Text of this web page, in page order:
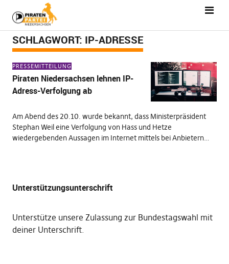
SCHLAGWORT: IP-ADRESSE
PRESSEMITTEILUNG
Piraten Niedersachsen lehnen IP-
Adress-Verfolgung ab
Am Abend des 20.10. wurde bekannt, dass Ministerpräsident
Stephan Weil eine Verfolgung von Hass und Hetze
wiedergebenden Aussagen im Internet mittels bei Anbietern…
Unterstützungsunterschrift
Unterstütze unsere Zulassung zur Bundestagswahl mit
deiner Unterschrift.